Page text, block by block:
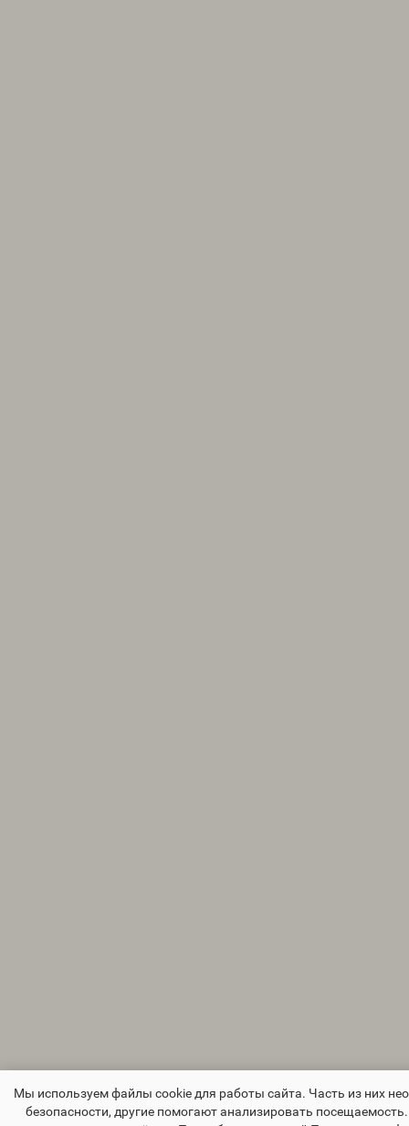
Мы используем файлы cookie для работы сайта. Часть из них
безопасности, другие помогают анализировать